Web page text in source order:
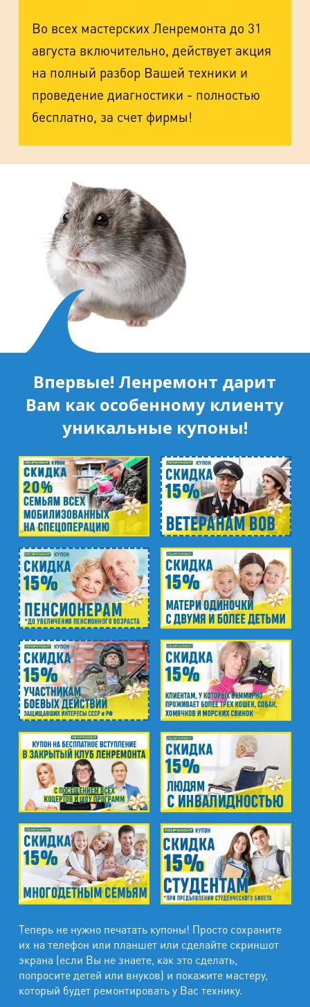
Во всех мастерских Ленремонта до 31
августа включительно, действует акция
на полный разбор Вашей техники и
проведение диагностики - полностью
бесплатно, за счет фирмы!
Впервые! Ленремонт дарит
Вам как особенному клиенту
уникальные купоны!
Теперь не нужно печатать купоны! Просто сохраните
их на телефон или планшет или сделайте скриншот
экрана (если Вы не знаете, как это сделать,
попросите детей или внуков) и покажите мастеру,
который будет ремонтировать у Вас технику.